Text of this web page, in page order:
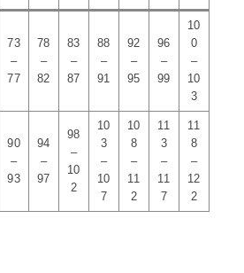
73
–
77
78
–
82
83
–
87
88
–
91
92
–
95
96
–
99
10
0
–
10
3
90
–
93
94
–
97
98
–
10
2
10
3
–
10
7
10
8
–
11
2
11
3
–
11
7
11
8
–
12
2